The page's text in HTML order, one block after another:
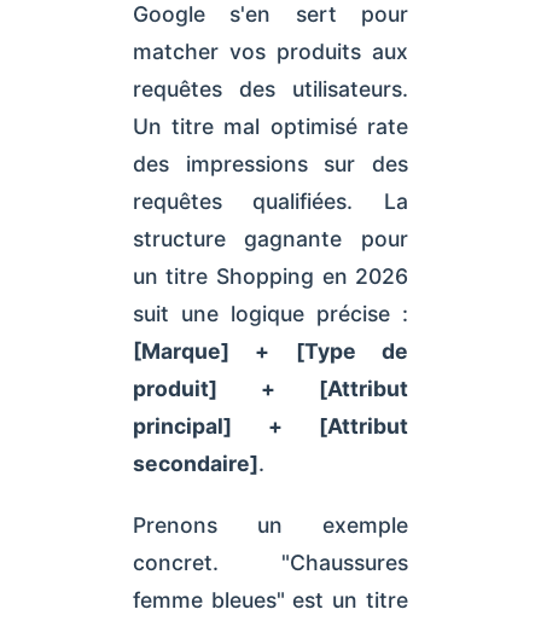
Google s'en sert pour
matcher vos produits aux
requêtes des utilisateurs.
Un titre mal optimisé rate
des impressions sur des
requêtes qualifiées. La
structure gagnante pour
un titre Shopping en 2026
suit une logique précise :
[Marque] + [Type de
produit] + [Attribut
principal] + [Attribut
secondaire].
Prenons un exemple
concret. "Chaussures
femme bleues" est un titre